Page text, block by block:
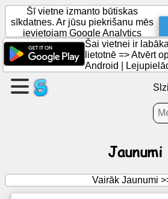
Izveidojiet
lapu
Izveidot
kārtība
Šī vietne izmanto būtiskas
sīkdatnes. Ar jūsu piekrišanu mēs
ievietojam Google Analytics
sīkfailus statistikai.
Šai vietnei ir
lietotnē =>Atvērt
Android
Jaunumi
Vairāk Jaunumi